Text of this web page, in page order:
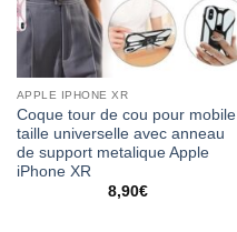
APPLE IPHONE XR
Coque tour de cou pour mobile
taille universelle avec anneau
de support metalique Apple
iPhone XR
8,90€